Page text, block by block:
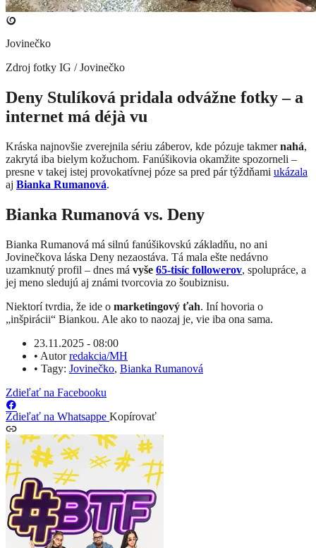
Jovinečko
Zdroj fotky IG / Jovinečko
Deny Stulíková pridala odvážne fotky – a
internet má déjà vu
Kráska najnovšie zverejnila sériu záberov, kde pózuje takmernahá,
zakrytá iba bielym kožuchom. Fanúšikovia okamžite spozorneli –
presne v takej istej provokatívnej póze sa pred pár týždňami ukázala
aj Bianka Rumanová.
Bianka Rumanová vs. Deny
Bianka Rumanová má silnú fanúšikovskú základňu, no ani
Jovinečkova láska Deny nezaostáva. Tá mala ešte nedávno
uzamknutý profil – dnes má vyše 65-tisíc followerov, spolupráce, a
jej meno sledujú aj známi tvorcovia zo šoubiznisu.
Niektorí tvrdia, že ide o marketingový ťah. Iní hovoria o
„inšpirácii“ Biankou. Ale ako to naozaj je, vie iba ona sama.
23.11.2025 - 08:00
• Autorredakcia/MH
• Tagy: Jovinečko, Bianka Rumanová
Zdieľať na Facebooku
Zdieľať na Whatsappe Kopírovať